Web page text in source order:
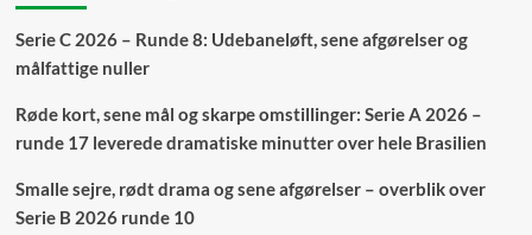
Serie C 2026 – Runde 8: Udebaneløft, sene afgørelser og
målfattige nuller
Røde kort, sene mål og skarpe omstillinger: Serie A 2026 –
runde 17 leverede dramatiske minutter over hele Brasilien
Smalle sejre, rødt drama og sene afgørelser – overblik over
Serie B 2026 runde 10